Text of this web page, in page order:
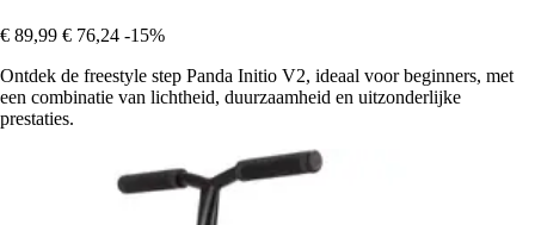
€ 89,99 € 76,24 -15%
Ontdek de freestyle step Panda Initio V2, ideaal voor beginners, met
een combinatie van lichtheid, duurzaamheid en uitzonderlijke
prestaties.